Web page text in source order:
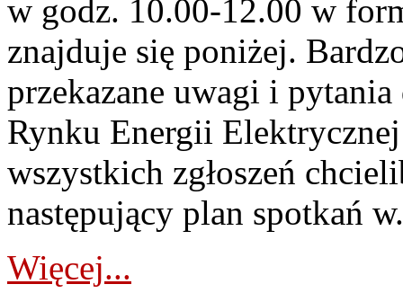
w godz. 10.00-12.00 w
znajduje się poniżej.
przekazane uwagi i
Rynku Energii
wszystkich zgłoszeń
następujący plan spotkań
Więcej...